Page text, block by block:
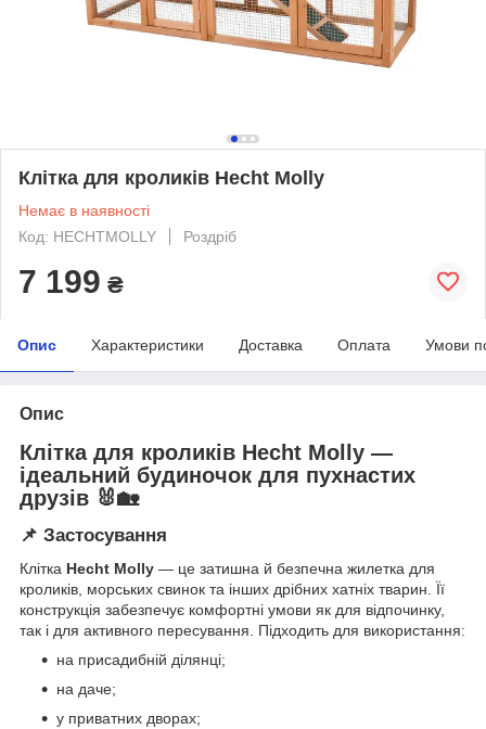
Клітка для кроликів Hecht Molly
Немає в наявності
Код: HECHTMOLLY
Роздріб
7 199 ₴
Опис Характеристики Доставка Оплата Умови
Опис
Клітка для кроликів Hecht Molly —
ідеальний будиночок для пухнастих
друзів 🐰🏡
📌 Застосування
Клітка Hecht Molly — це затишна й безпечна жилетка для
кроликів, морських свинок та інших дрібних хатніх тварин. Її
конструкція забезпечує комфортні умови як для відпочинку,
так і для активного пересування. Підходить для використання:
на присадибній ділянці;
на даче;
у приватних дворах;